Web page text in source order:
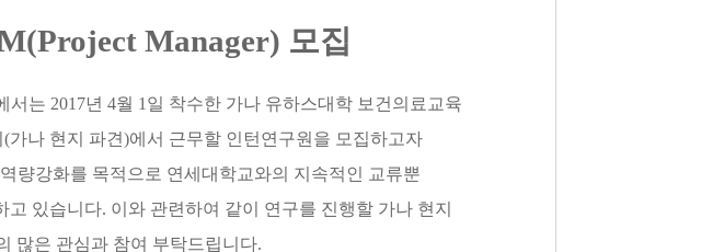
Manager) 모집
서는 2017년 4월 1 일 착수한 가나 유하스대학 보건의료교육
(가나 현지 파견)에서 근무할 인턴연구원을 모집하고자
량강화를 목적으로 연세대학교와의 지속적인 교류뿐
고 있습니다. 이와 관련하여 같이 연구를 진행할 가나 현지
많은 관심과 참여 부탁드립니다.